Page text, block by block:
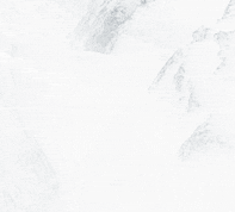
San Martino di Castrozza